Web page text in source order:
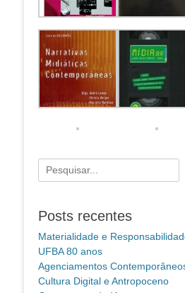
Pesquisar
por:
Posts recentes
Materialidade e
UFBA 80 anos
Agenciamentos
Cultura Digital e Antropoceno